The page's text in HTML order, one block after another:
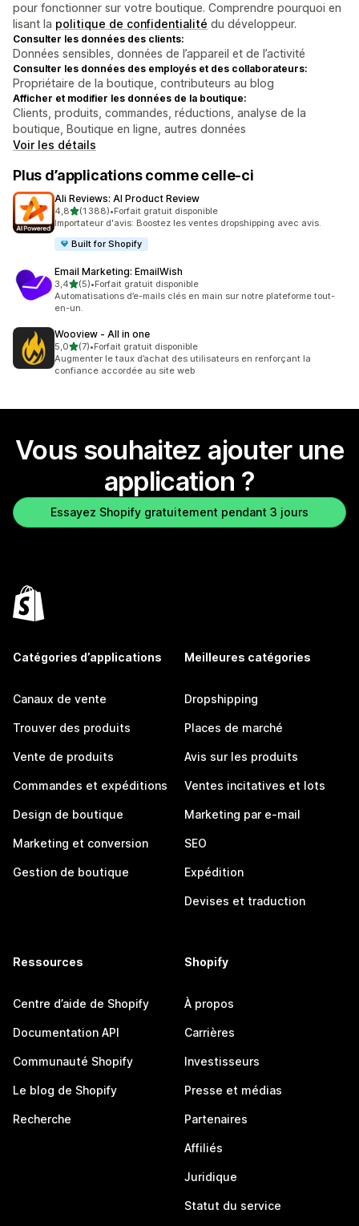
pour fonctionner sur votre boutique. Comprendre pourquoi en
lisant la politique de confidentialité du développeur.
Consulter les données des clients:
Données sensibles, données de l’appareil et de l’activité
Consulter les données des employés et des collaborateurs:
Propriétaire de la boutique, contributeurs au blog
Afficher et modifier les données de la boutique:
Clients, produits, commandes, réductions, analyse de la
boutique, Boutique en ligne, autres données
Voir les détails
Plus d’applications comme celle-ci
Ali Reviews: AI Product Review
4,8étoile(s) sur 5
(1 388)
1388 avis au total
•Forfait gratuit disponible
Importateur d'avis: Boostez les ventes dropshipping avec avis.
Built for Shopify
Email Marketing: EmailWish
3,4étoile(s) sur 5
(5)
5 avis au total
•Forfait gratuit disponible
Automatisations d’e-mails clés en main sur notre plateforme tout-
en-un.
Wooview ‑ All in one
5,0étoile(s) sur 5
(7)
7 avis au total
•Forfait gratuit disponible
Augmenter le taux d’achat des utilisateurs en renforçant la
confiance accordée au site web
Vous souhaitez ajouter une
application ?
Essayez Shopify gratuitement pendant 3 jours
Catégories d’applications
Canaux de vente
Trouver des produits
Vente de produits
Commandes et expéditions
Design de boutique
Marketing et conversion
Gestion de boutique
Meilleures catégories
Dropshipping
Places de marché
Avis sur les produits
Ventes incitatives et lots
Marketing par e-mail
SEO
Expédition
Devises et traduction
Ressources
Centre d’aide de Shopify
Documentation API
Communauté Shopify
Le blog de Shopify
Recherche
Shopify
À propos
Carrières
Investisseurs
Presse et médias
Partenaires
Affiliés
Juridique
Statut du service